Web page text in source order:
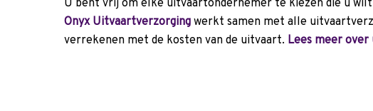
U bent vrij om elke uitvaartondernemer te kiezen die u
Onyx Uitvaartverzorging werkt samen met alle
verrekenen met de kosten van de uitvaart. Lees meer